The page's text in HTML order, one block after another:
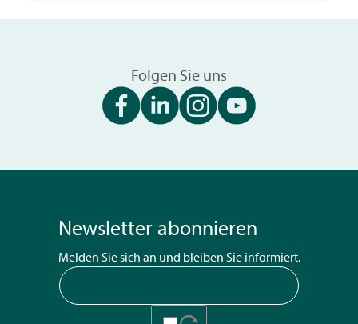
Folgen Sie uns
Newsletter abonnieren
Melden Sie sich an und bleiben Sie informiert.